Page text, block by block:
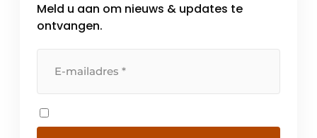
Meld u aan om nieuws & updates te
ontvangen.